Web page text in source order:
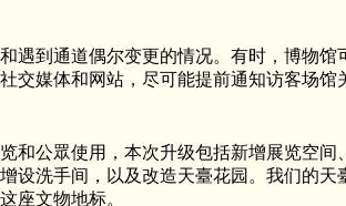
遇到通道偶尔变更的情况。有时，博物馆
交媒体和网站，尽可能提前通知访客场馆
和公眾使用，本次升级包括新增展览空间
设洗手间，以及改造天臺花园。我们的天
座文物地标。